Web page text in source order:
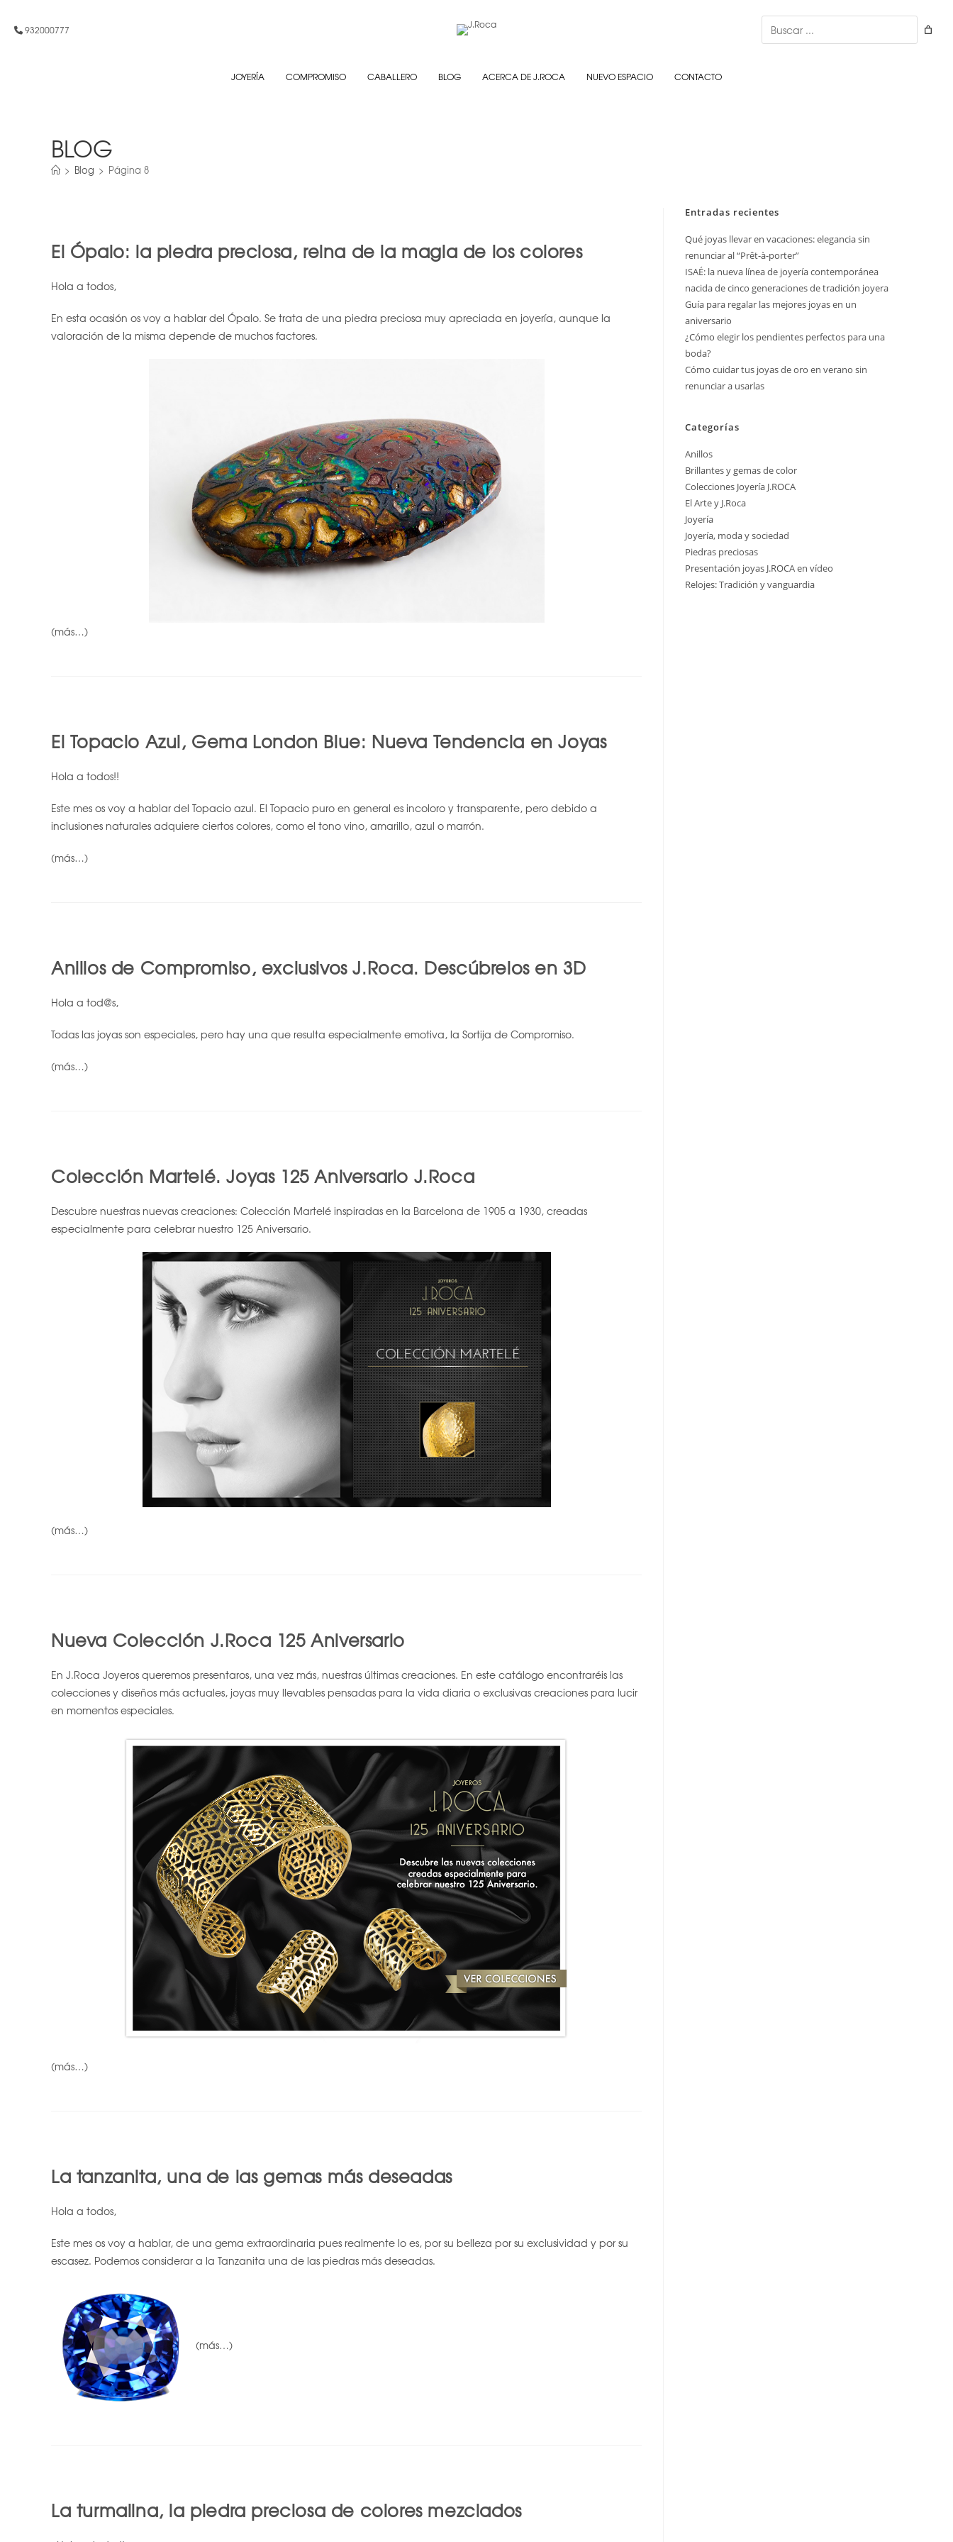
932000777 Buscar
JOYERÍA COMPROMISO CABALLERO BLOG ACERCA DE J.ROCA NUEVO ESPACIO CONTACTO
BLOG
> Blog > Página 8
El Ópalo: la piedra preciosa, reina de la magia de los colores
Hola a todos,
En esta ocasión os voy a hablar del Ópalo. Se trata de una piedra preciosa muy apreciada en joyería, aunque la
valoración de la misma depende de muchos factores.
(más…)
El Topacio Azul, Gema London Blue: Nueva Tendencia en Joyas
Hola a todos!!
Este mes os voy a hablar del Topacio azul. El Topacio puro en general es incoloro y transparente, pero debido a
inclusiones naturales adquiere ciertos colores, como el tono vino, amarillo, azul o marrón.
(más…)
Anillos de Compromiso, exclusivos J.Roca. Descúbrelos en 3D
Hola a tod@s,
Todas las joyas son especiales, pero hay una que resulta especialmente emotiva, la Sortija de Compromiso.
(más…)
Colección Martelé. Joyas 125 Aniversario J.Roca
Descubre nuestras nuevas creaciones: Colección Martelé inspiradas en la Barcelona de 1905 a 1930, creadas
especialmente para celebrar nuestro 125 Aniversario.
(más…)
Nueva Colección J.Roca 125 Aniversario
En J.Roca Joyeros queremos presentaros, una vez más, nuestras últimas creaciones. En este catálogo encontraréis las
colecciones y diseños más actuales, joyas muy llevables pensadas para la vida diaria o exclusivas creaciones para lucir
en momentos especiales.
(más…)
La tanzanita, una de las gemas más deseadas
Hola a todos,
Este mes os voy a hablar, de una gema extraordinaria pues realmente lo es, por su belleza por su exclusividad y por su
escasez. Podemos considerar a la Tanzanita una de las piedras más deseadas.
(más…)
La turmalina, la piedra preciosa de colores mezclados
Entradas recientes
Qué joyas llevar en vacaciones: elegancia sin
renunciar al “Prêt-à-porter”
ISAÉ: la nueva línea de joyería contemporánea
nacida de cinco generaciones de tradición joyera
Guía para regalar las mejores joyas en un
aniversario
¿Cómo elegir los pendientes perfectos para una
boda?
Cómo cuidar tus joyas de oro en verano sin
renunciar a usarlas
Categorías
Anillos
Brillantes y gemas de color
Colecciones Joyería J.ROCA
El Arte y J.Roca
Joyería
Joyería, moda y sociedad
Piedras preciosas
Presentación joyas J.ROCA en vídeo
Relojes: Tradición y vanguardia